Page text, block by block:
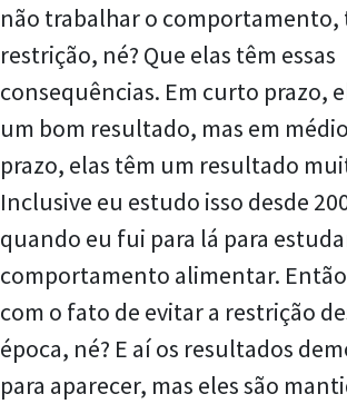
não trabalhar o comportamento,
restrição, né? Que elas têm essas
consequências. Em curto prazo,
um bom resultado, mas em
prazo, elas têm um resultado
Inclusive eu estudo isso desde
quando eu fui para lá para
comportamento alimentar.
com o fato de evitar a restrição
época, né? E aí os resultados
para aparecer, mas eles são